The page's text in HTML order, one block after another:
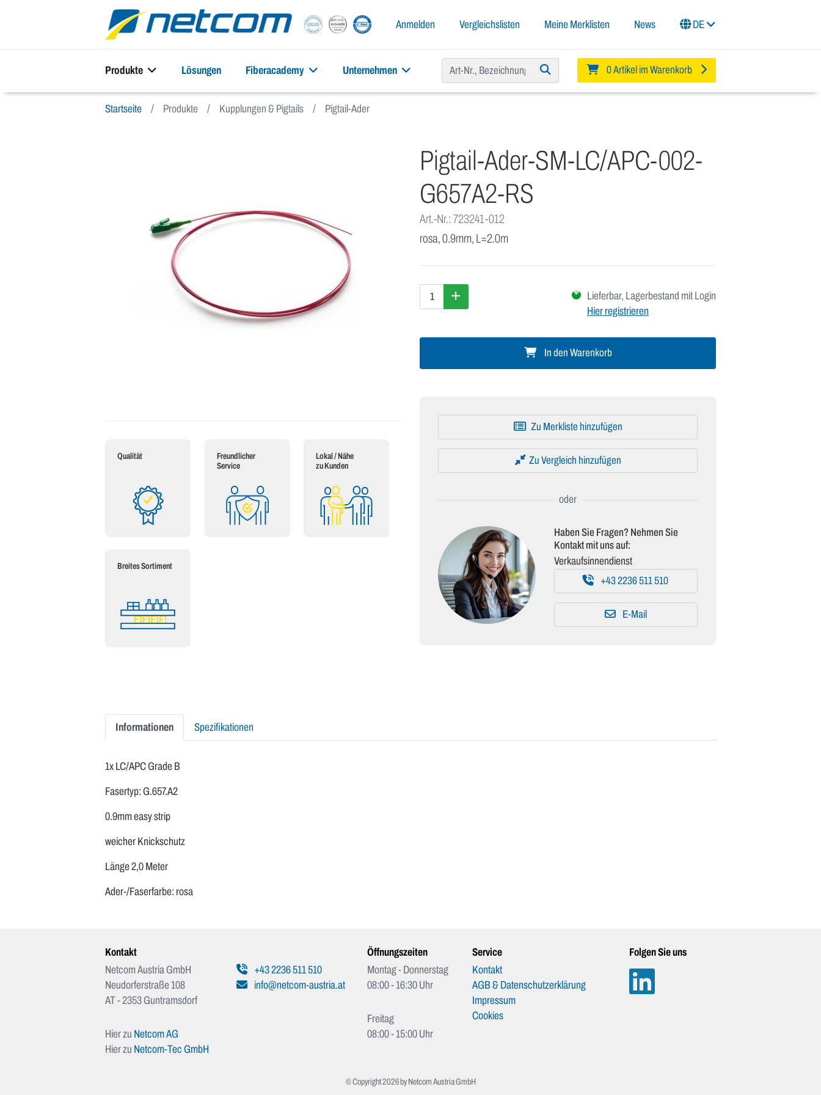
Anmelden Vergleichslisten Meine Merklisten News DE
Produkte Lösungen Fiberacademy Unternehmen 0 Artikel im Warenkorb
Startseite Produkte Kupplungen & Pigtails Pigtail-Ader
Qualität
Freundlicher
Service
Lokal / Nähe
zu Kunden
Breites Sortiment
Pigtail-Ader-SM-LC/APC-002-
G657A2-RS
Art.-Nr.: 723241-012
rosa, 0.9mm, L=2.0m
Lieferbar, Lagerbestand mit Login
Hier registrieren
In den Warenkorb
Zu Merkliste hinzufügen
Zu Vergleich hinzufügen
Haben Sie Fragen? Nehmen Sie
Kontakt mit uns auf:
Verkaufsinnendienst
+43 2236 511 510
E-Mail
Informationen Spezifikationen
1x LC/APC Grade B
Fasertyp: G.657.A2
0.9mm easy strip
weicher Knickschutz
Länge 2,0 Meter
Ader-/Faserfarbe: rosa
Kontakt
Netcom Austria GmbH
Neudorferstraße 108
AT - 2353 Guntramsdorf
+43 2236 511 510
info@netcom-austria.at
Hier zu Netcom AG
Hier zu Netcom-Tec GmbH
Öffnungszeiten
Montag - Donnerstag
08:00 - 16:30 Uhr
Freitag
08:00 - 15:00 Uhr
Service
Kontakt
AGB & Datenschutzerklärung
Impressum
Cookies
Folgen Sie uns
© Copyright 2026 by Netcom Austria GmbH